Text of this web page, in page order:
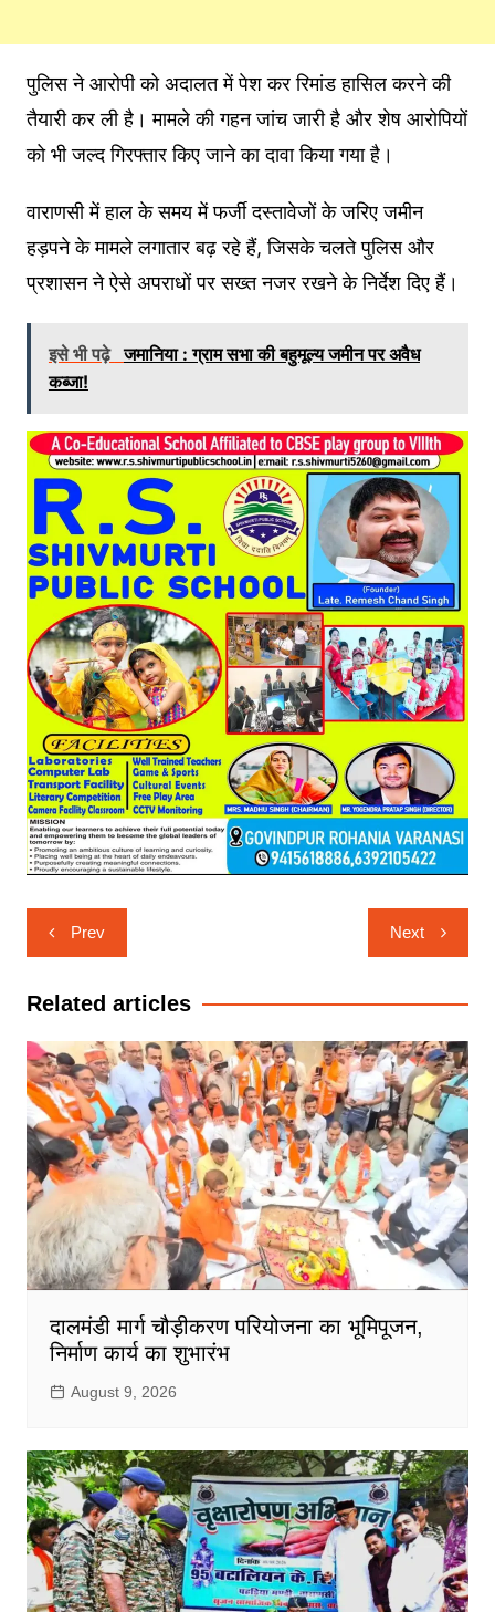
पुलिस ने आरोपी को अदालत में पेश कर रिमांड हासिल करने की
तैयारी कर ली है। मामले की गहन जांच जारी है और शेष आरोपियों
को भी जल्द गिरफ्तार किए जाने का दावा किया गया है।
वाराणसी में हाल के समय में फर्जी दस्तावेजों के जरिए जमीन
हड़पने के मामले लगातार बढ़ रहे हैं, जिसके चलते पुलिस और
प्रशासन ने ऐसे अपराधों पर सख्त नजर रखने के निर्देश दिए हैं।
इसे भी पढ़े जमानिया : ग्राम सभा की बहुमूल्य जमीन पर अवैध
कब्जा!
Post
navigation
Prev Next
Related articles
दालमंडी मार्ग चौड़ीकरण परियोजना का भूमिपूजन,
निर्माण कार्य का शुभारंभ
August 9, 2026